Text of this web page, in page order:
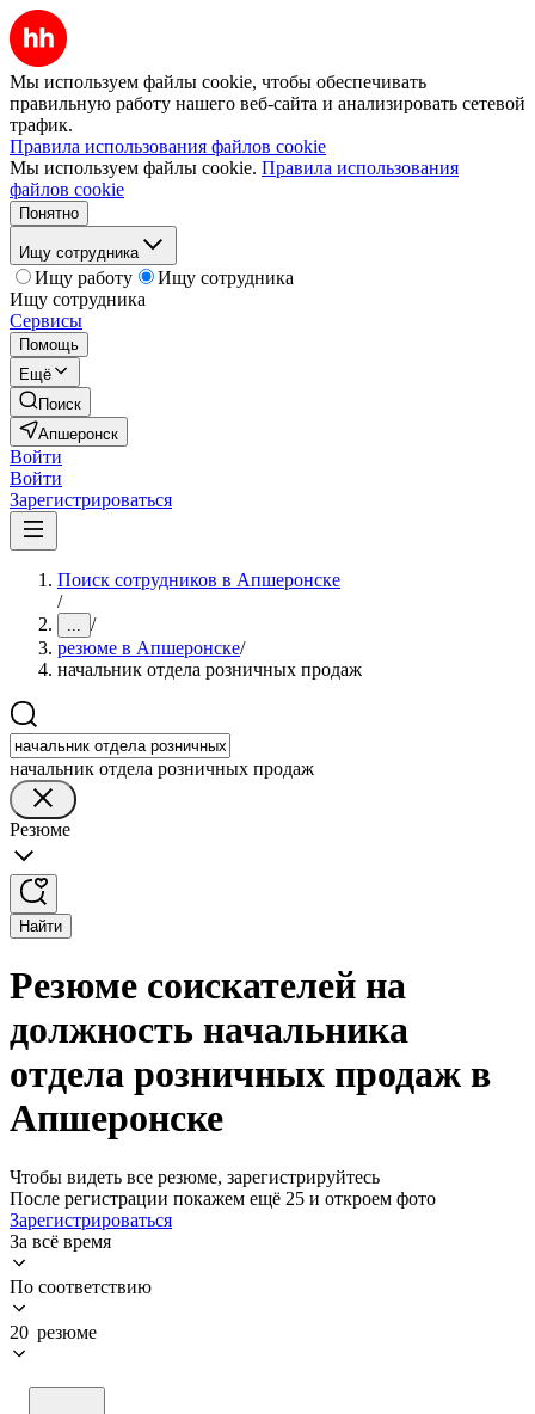
Мы используем файлы cookie, чтобы обеспечивать
правильную работу нашего веб-сайта и анализировать сетевой
трафик.
Правила использования файлов cookie
Мы используем файлы cookie. Правила использования
файлов cookie
Понятно
Ищу сотрудника
Ищу работу
Ищу сотрудника
Ищу сотрудника
Сервисы
Помощь
Ещё
Поиск
Апшеронск
Войти
Войти
Зарегистрироваться
Поиск сотрудников в Апшеронске
/
... /
резюме в Апшеронске/
начальник отдела розничных продаж
начальник отдела розничных продаж
Резюме
Найти
Резюме соискателей на
должность начальника
отдела розничных продаж в
Апшеронске
Чтобы видеть все резюме, зарегистрируйтесь
После регистрации покажем ещё 25 и откроем фото
Зарегистрироваться
За всё время
По соответствию
20 резюме